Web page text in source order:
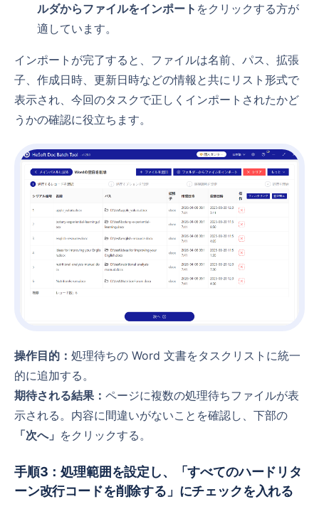
ルダからファイルをインポート をクリックする方が
適しています。
インポートが完了すると、ファイルは名前、パス、拡張
子、作成日時、更新日時などの情報と共にリスト形式で
表示され、今回のタスクで正しくインポートされたかど
うかの確認に役立ちます。
操作目的： 処理待ちの Word 文書をタスクリストに統一
的に追加する。
期待される結果： ページに複数の処理待ちファイルが表
示される。内容に間違いがないことを確認し、下部の
「次へ」 をクリックする。
手順3：処理範囲を設定し、「すべてのハードリタ
ーン改行コードを削除する」にチェックを入れる